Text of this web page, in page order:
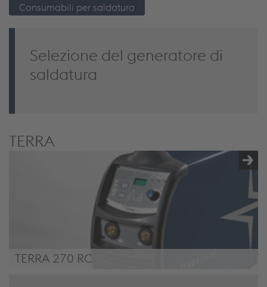
Consumabili per saldatura
Selezione del generatore di
saldatura
TERRA
TERRA 270 RC